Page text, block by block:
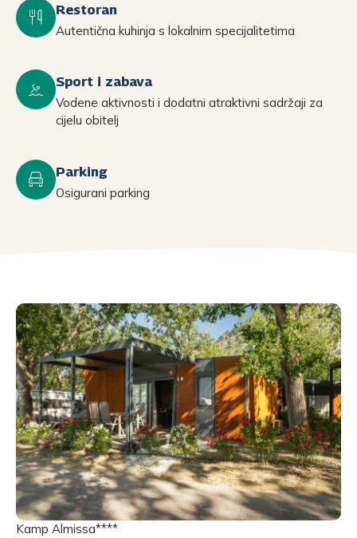
Restoran
Autentična kuhinja s lokalnim specijalitetima
Sport i zabava
Vodene aktivnosti i dodatni atraktivni sadržaji za
cijelu obitelj
Parking
Osigurani parking
Kamp Almissa****